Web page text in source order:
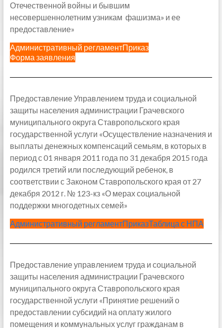
Отечественной войны и бывшим
несовершеннолетним узникам фашизма» и ее
предоставление»
Административный регламентПриказ
Форма заявления
Предоставление Управлением труда и социальной
защиты населения администрации Грачевского
муниципального округа Ставропольского края
государственной услуги «Осуществление назначения и
выплаты денежных компенсаций семьям, в которых в
период с 01 января 2011 года по 31 декабря 2015 года
родился третий или последующий ребенок, в
соответствии с Законом Ставропольского края от 27
декабря 2012 г. № 123-кз «О мерах социальной
поддержки многодетных семей»
Административный регламентПриказТаблица с НПА
Предоставление управлением труда и социальной
защиты населения администрации Грачевского
муниципального округа Ставропольского края
государственной услуги «Принятие решений о
предоставлении субсидий на оплату жилого
помещения и коммунальных услуг гражданам в